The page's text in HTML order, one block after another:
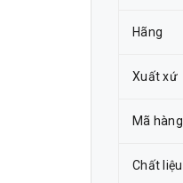
Hãng
Xuất xứ
Mã hàng
Chất liệu